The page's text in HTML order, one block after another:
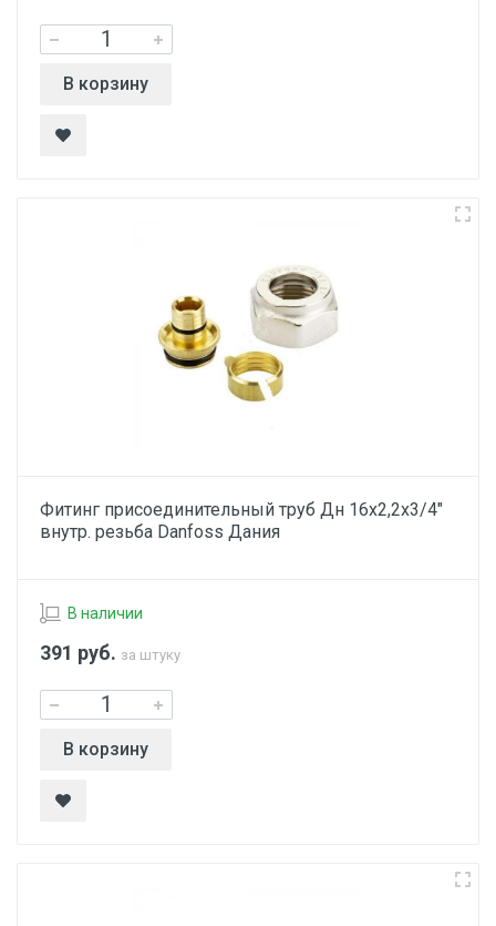
В корзину
Фитинг присоединительный труб Дн 16х2,2х3/4"
внутр. резьба Danfoss Дания
В наличии
391 руб. за штуку
В корзину